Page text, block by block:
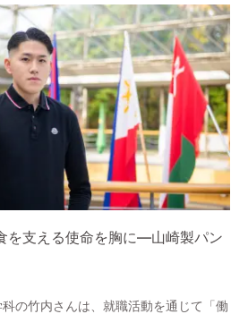
を支える使命を胸に―山崎製パン
の竹内さんは、就職活動を通じて「働